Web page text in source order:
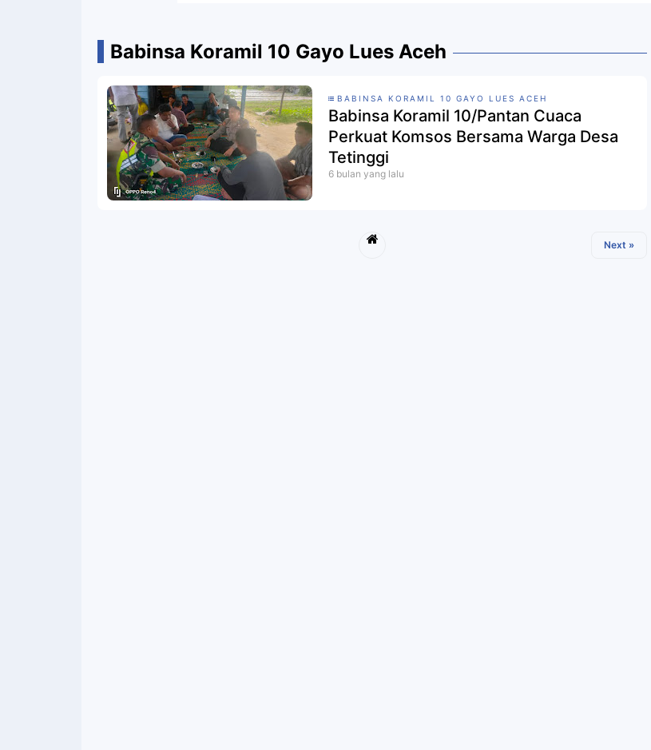
Babinsa Koramil 10 Gayo Lues Aceh
BABINSA KORAMIL 10 GAYO LUES ACEH
Babinsa Koramil 10/Pantan Cuaca
Perkuat Komsos Bersama Warga Desa
Tetinggi
6 bulan yang lalu
Next »